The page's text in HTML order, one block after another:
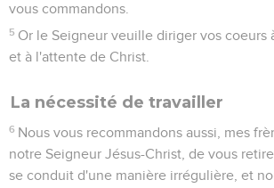
vous commandons.
5 Or le Seigneur veuille diriger vos coeurs
et à l'attente de Christ.
La nécessité de travailler
6 Nous vous recommandons aussi, mes
notre Seigneur Jésus-Christ, de vous
se conduit d'une manière irrégulière, et